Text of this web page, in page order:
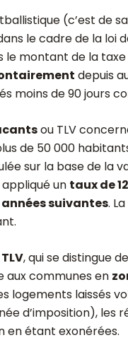
(c’est de
le cadre de la loi
le montant de la taxe
depuis
moins de 90 jours
ou TLV
de 50 000
sur la base de la
un taux de
années suivantes.
TLV, qui se distingue
aux communes en
logements laissés
d’imposition), les
en étant exonérées.